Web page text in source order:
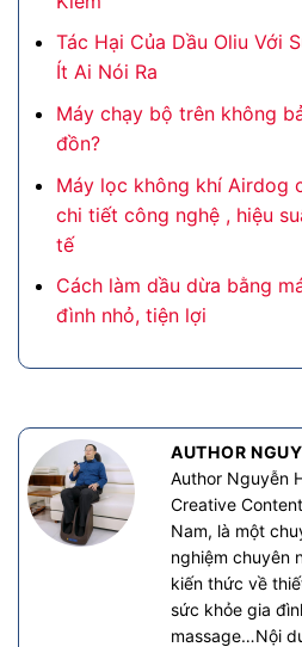
Tác Hại Của Dầu Oliu Với
Ít Ai Nói Ra
Máy chạy bộ trên không
đồn?
Máy lọc không khí Airdog
chi tiết công nghệ , hiệu
tế
Cách làm dầu dừa bằng
đình nhỏ, tiện lợi
AUTHOR
Author Nguyễn
Creative
Nam, là một
nghiệm chuyên
kiến thức về
sức khỏe gia
massage…Nội